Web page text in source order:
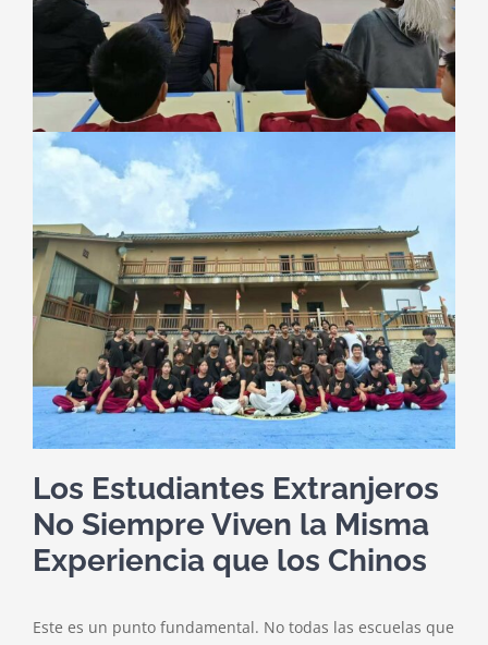
Los Estudiantes Extranjeros
No Siempre Viven la Misma
Experiencia que los Chinos
Este es un punto fundamental. No todas las escuelas que